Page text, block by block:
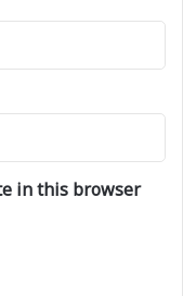
in this browser